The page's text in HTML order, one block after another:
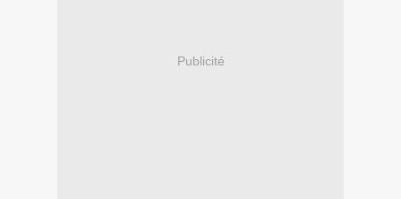
Publicité